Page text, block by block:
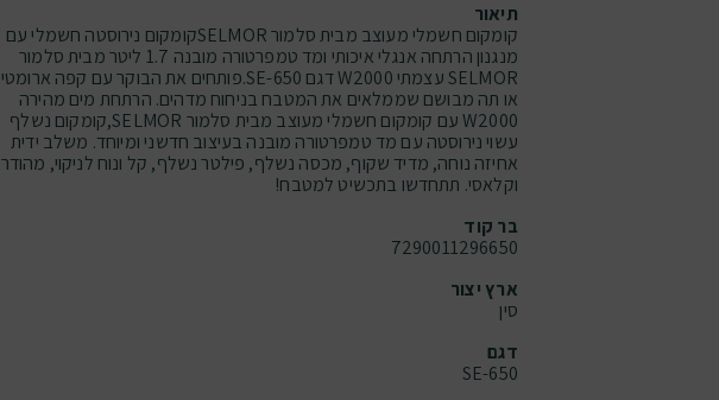
תיאור
קומקום חשמלי מעוצב מבית סלמור SELMORקומקום נירוסטה חשמלי עם
מנגנון הרתחה אנגלי איכותי ומד טמפרטורה מובנה 1.7 ליטר מבית סלמור
SELMOR עצמתי W2000 דגם 650-SE.פותחים את הבוקר עם קפה ארומטי
או תה מבושם שממלאים את המטבח בניחוח מדהים. הרתחת מים מהירה
W2000 עם קומקום חשמלי מעוצב מבית סלמור SELMOR,קומקום נשלף
עשוי נירוסטה עם מד טמפרטורה מובנה בעיצוב חדשני ומיוחד. משלב ידית
אחיזה נוחה, מדיד שקוף, מכסה נשלף, פילטר נשלף, קל ונוח לניקוי, מהודר
וקלאסי. תתחדשו בתכשיט למטבח!
בר קוד
7290011296650
ארץ יצור
סין
דגם
SE-650